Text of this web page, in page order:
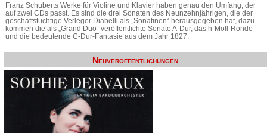
Franz Schuberts Werke für Violine und Klavier haben genau den Umfang, der
auf zwei CDs passt. Es sind die drei Sonaten des Neunzehnjährigen, die der
geschäftstüchtige Verleger Diabelli als „Sonatinen“ herausgegeben hat, dazu
kommen die als „Grand Duo“ veröffentlichte Sonate A-Dur, das h-Moll-Rondo
und die bedeutende C-Dur-Fantasie aus dem Jahr 1827.
Neuveröffentlichungen